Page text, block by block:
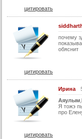
50 серия (суб)
52 серия (суб)
53 серия (суб)
55 серия (суб)
56 серия (суб)
57 серия (суб)
58 серия (суб)
59 серия (суб)
цитировать
почему
обяснит
цитировать
Ирина
Аяулым
Я тожэ
про
цитировать